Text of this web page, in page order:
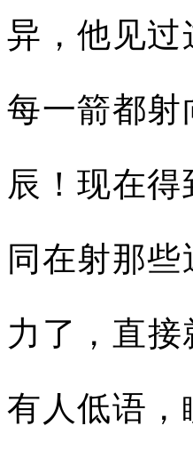
异，他见过
每一箭都射
辰！现在
同在射那
力了，直
有人低语，